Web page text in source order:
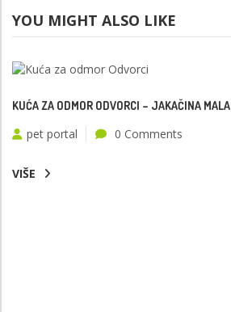
YOU MIGHT ALSO LIKE
KUĆA ZA ODMOR ODVORCI – JAKAČINA MALA
pet portal 0 Comments
VIŠE